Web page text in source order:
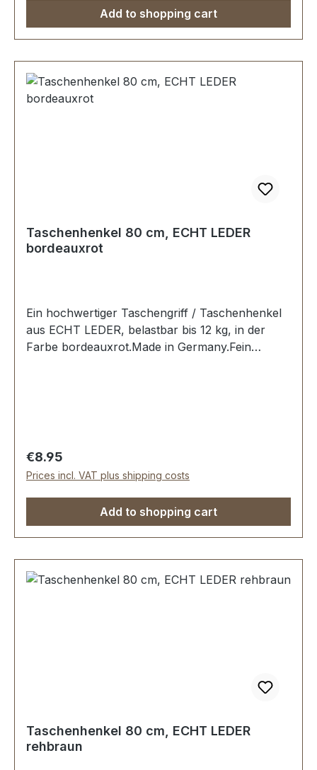
Add to shopping cart
Taschenhenkel 80 cm, ECHT LEDER
bordeauxrot
Ein hochwertiger Taschengriff / Taschenhenkel
aus ECHT LEDER, belastbar bis 12 kg, in der
Farbe bordeauxrot.Made in Germany.Fein
Regular price:
€8.95
Prices incl. VAT plus shipping costs
Add to shopping cart
Taschenhenkel 80 cm, ECHT LEDER
rehbraun